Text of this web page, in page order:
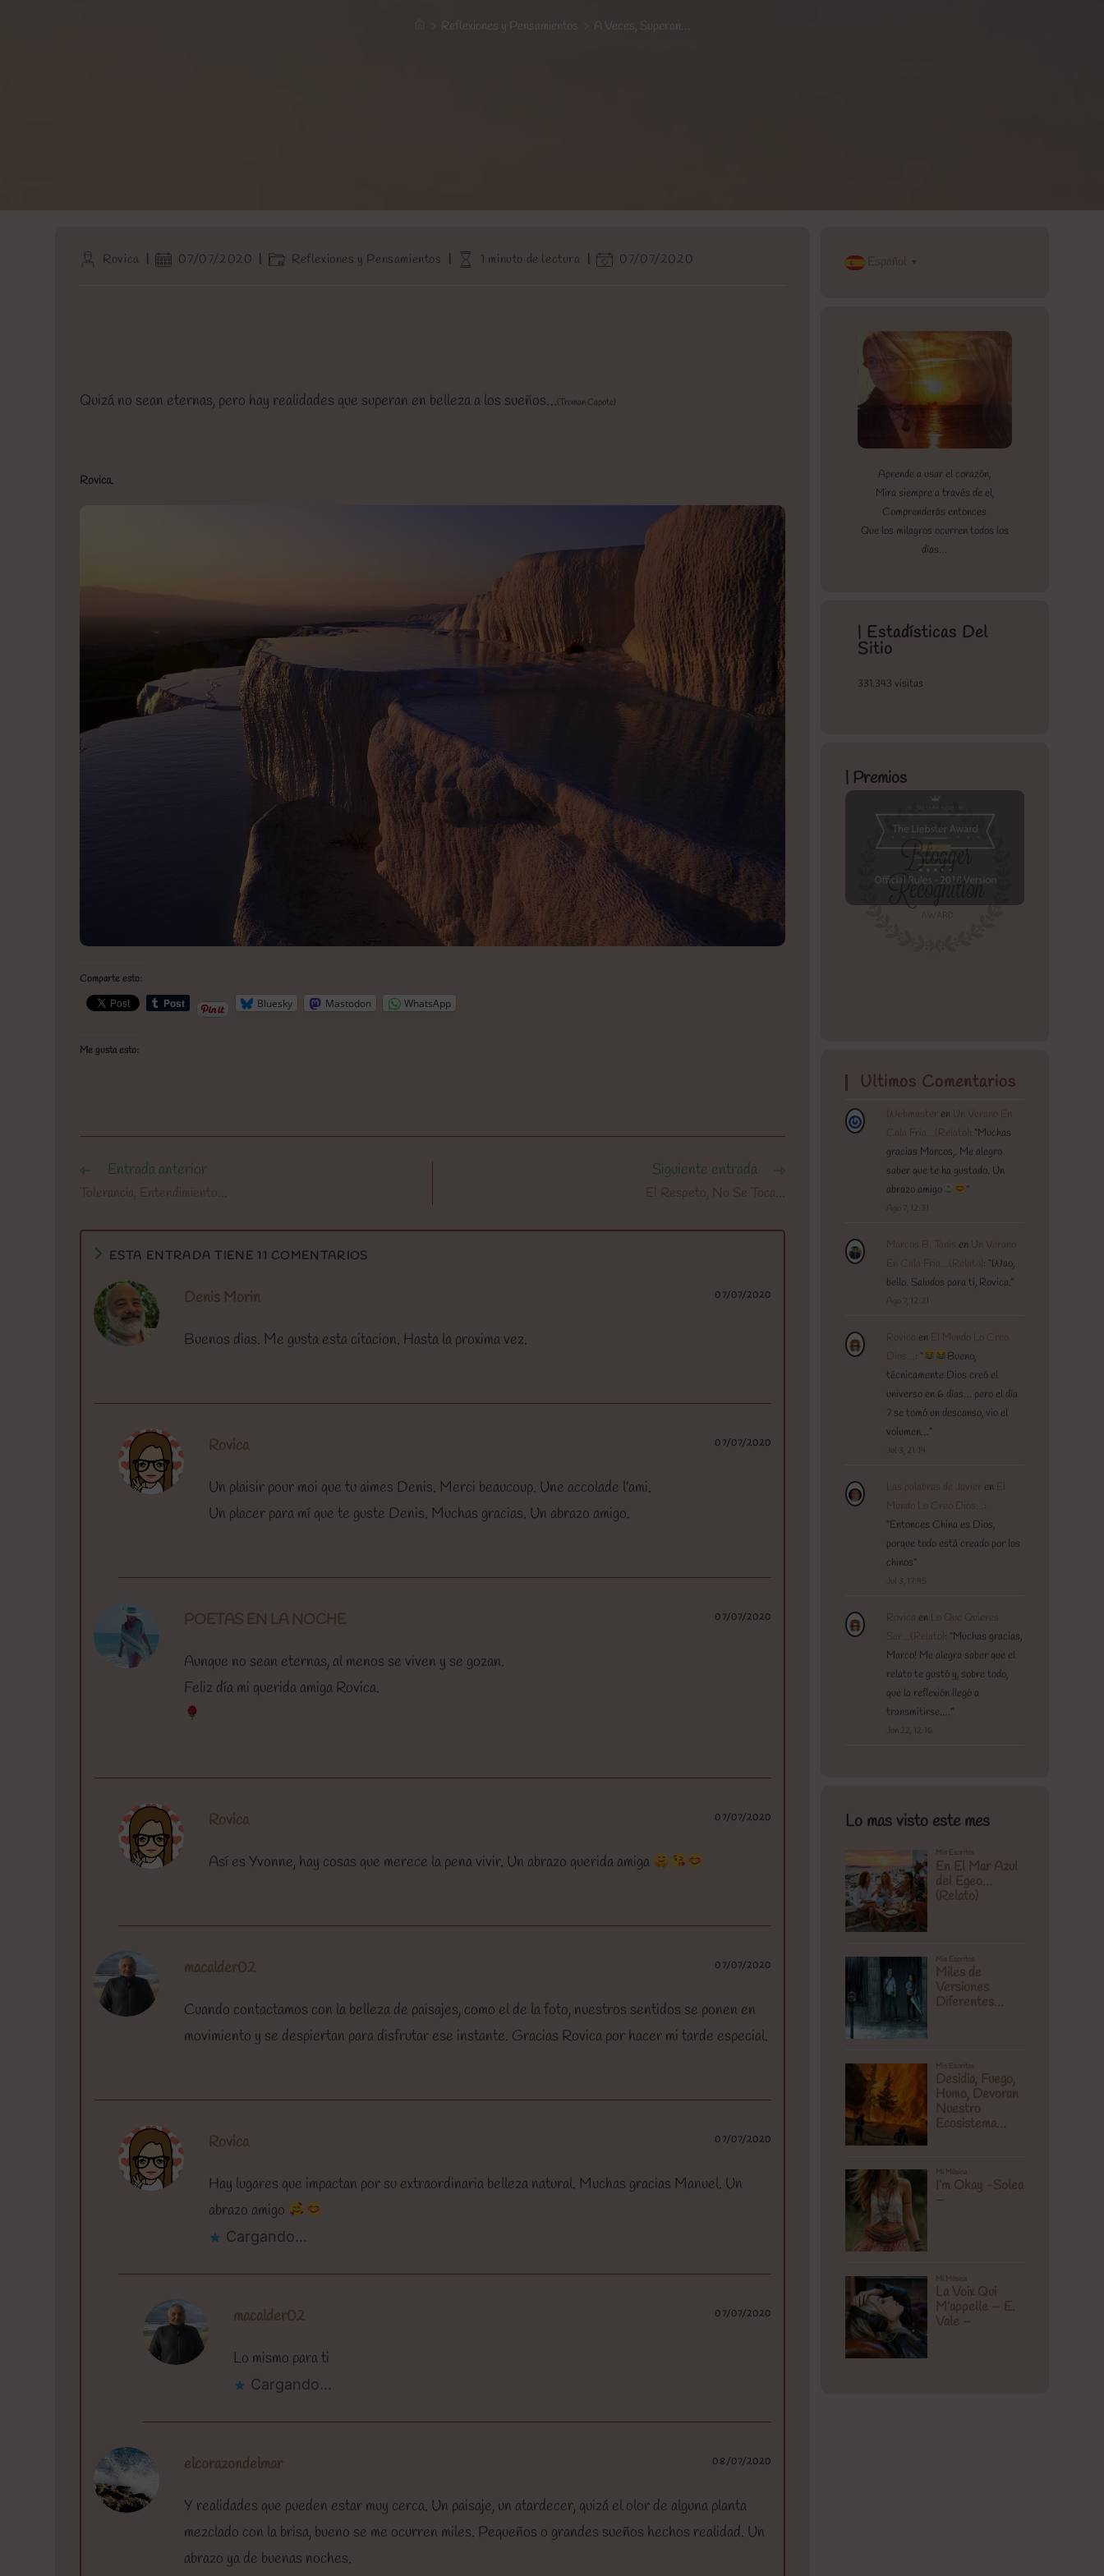
Reflexiones y Pensamientos A Veces, Superan…
AutorRovica
Publicación
07/07/2020
CategoríaReflexiones y Pensamientos
Tiempo1 minuto de lectura
Última07/07/2020
Quizá no sean eternas, pero hay realidades que superan en belleza a los sueños…(Truman Capote)
Rovica.
Comparte esto:
Bluesky Mastodon WhatsApp
Me gusta esto:
Leer
más
artículos
Entrada anterior
Tolerancia, Entendimiento…
Siguiente entrada
El Respeto, No Se Toca…
ESTA ENTRADA TIENE 11 COMENTARIOS
Denis Morin 07/07/2020
Buenos dias. Me gusta esta citacion. Hasta la proxima vez.
Rovica 07/07/2020
Un plaisir pour moi que tu aimes Denis. Merci beaucoup. Une accolade l’ami.
Un placer para mí que te guste Denis. Muchas gracias. Un abrazo amigo.
POETAS EN LA NOCHE 07/07/2020
Aunque no sean eternas, al menos se viven y se gozan.
Feliz día mi querida amiga Rovica.
Rovica 07/07/2020
Así es Yvonne, hay cosas que merece la pena vivir. Un abrazo querida amiga
macalder02 07/07/2020
Cuando contactamos con la belleza de paisajes, como el de la foto, nuestros sentidos se ponen en
movimiento y se despiertan para disfrutar ese instante. Gracias Rovica por hacer mi tarde especial.
Rovica 07/07/2020
Hay lugares que impactan por su extraordinaria belleza natural. Muchas gracias Manuel. Un
abrazo amigo
Cargando...
macalder02 07/07/2020
Lo mismo para ti
Cargando...
elcorazondelmar 08/07/2020
Y realidades que pueden estar muy cerca. Un paisaje, un atardecer, quizá el olor de alguna planta
mezclado con la brisa, bueno se me ocurren miles. Pequeños o grandes sueños hechos realidad. Un
abrazo ya de buenas noches.
Español ▼
Aprende a usar el corazón,
Mira siempre a través de el,
Comprenderás entonces
Que los milagros ocurren todos los
días…
| Estadísticas Del
Sitio
331.343 visitas
| Premios
Ultimos Comentarios
Webmaster en Un Verano En
Cala Fria…(Relato) : “Muchas
gracias Marcos,. Me alegro
saber que te ha gustado. Un
abrazo amigo
”
Ago 7, 12:31
Marcos B. Tanis en Un Verano
En Cala Fria…(Relato) : “Wao,
bello. Saludos para ti, Rovica.”
Ago 7, 12:21
Rovica en El Mundo Lo Creo
Dios… : “
Bueno,
técnicamente Dios creó el
universo en 6 días… pero el día
7 se tomó un descanso, vio el
volumen…”
Jul 3, 21:14
Las palabras de Javier en El
Mundo Lo Creo Dios… :
“Entonces China es Dios,
porque todo está creado por los
chinos”
Jul 3, 17:45
Rovica en
Lo Que Quieres
Ser…(Relato) : “Muchas gracias,
Marco! Me alegra saber que el
relato te gustó y, sobre todo,
que la reflexión llegó a
transmitirse.…”
Jun 22, 12:16
Lo mas visto este mes